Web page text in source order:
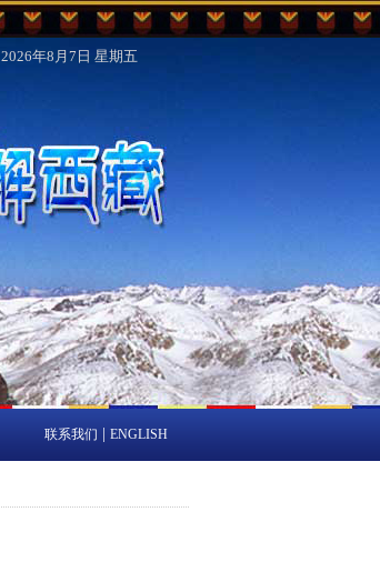
2026年8月7日 星期五
联系我们 ENGLISH